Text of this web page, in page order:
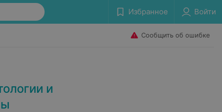
Избранное Войти
Сообщить об ошибке
и